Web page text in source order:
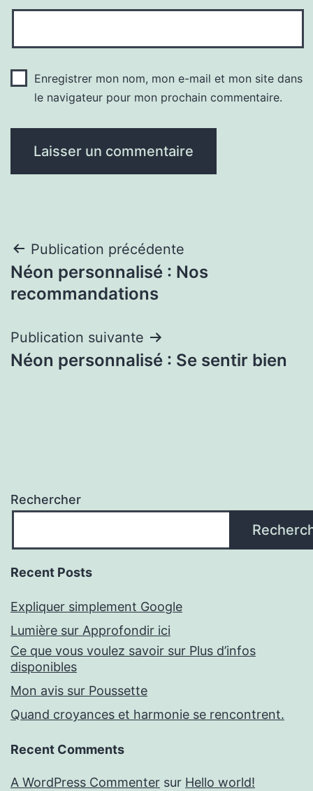
Enregistrer mon nom, mon e-mail et mon site dans
le navigateur pour mon prochain commentaire.
Navigation
de
Publication précédente
Néon personnalisé : Nos
recommandations
Publication suivante
Néon personnalisé : Se sentir bien
Rechercher
Recent Posts
Expliquer simplement Google
Lumière sur Approfondir ici
Ce que vous voulez savoir sur Plus d’infos
disponibles
Mon avis sur Poussette
Quand croyances et harmonie se rencontrent.
Recent Comments
A WordPress Commenter sur Hello world!